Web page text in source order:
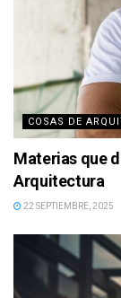
COSAS DE
Materias que
Arquitectura
22 SEPTIEMBRE, 2025